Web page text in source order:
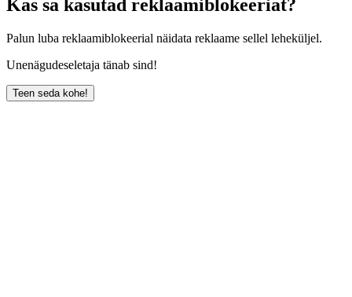
Kas sa kasutad reklaamiblokeeriat?
Palun luba reklaamiblokeerial näidata reklaame sellel leheküljel.
Unenägudeseletaja tänab sind!
Teen seda kohe!